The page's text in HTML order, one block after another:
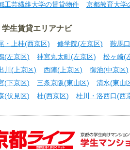
工芸繊維大学の賃貸物件
京都教育大学
学生賃貸エリアナビ
・上桂(西京区) 修学院(左京区) 鞍馬
(左京区)
神宮丸太町(左京区) 松ヶ崎(
川(上京区)
西陣(上京区) 御池(中京区)
(下京区)
三条京阪(東山区) 清水(東山
(伏見区)
桂(西京区) 桂川・洛西口(西